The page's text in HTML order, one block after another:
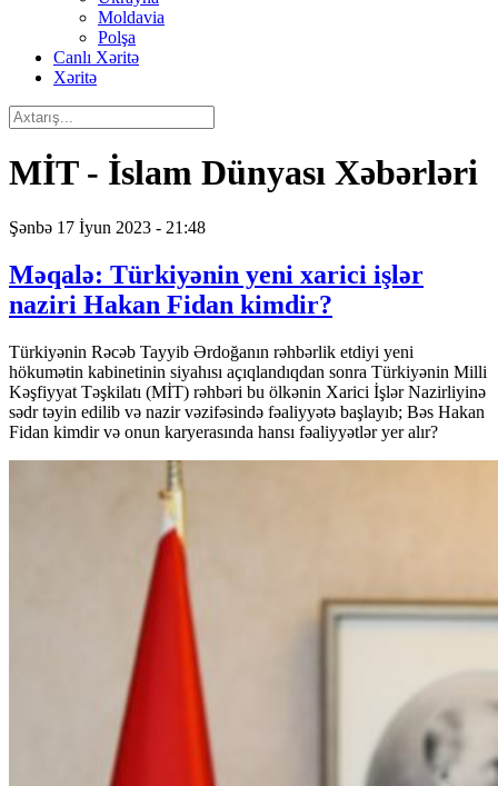
Moldavia
Polşa
Canlı Xəritə
Xəritə
MİT - İslam Dünyası Xəbərləri
Şənbə 17 İyun 2023 - 21:48
Məqalə: Türkiyənin yeni xarici işlər
naziri Hakan Fidan kimdir?
Türkiyənin Rəcəb Tayyib Ərdoğanın rəhbərlik etdiyi yeni
hökumətin kabinetinin siyahısı açıqlandıqdan sonra Türkiyənin Milli
Kəşfiyyat Təşkilatı (MİT) rəhbəri bu ölkənin Xarici İşlər Nazirliyinə
sədr təyin edilib və nazir vəzifəsində fəaliyyətə başlayıb; Bəs Hakan
Fidan kimdir və onun karyerasında hansı fəaliyyətlər yer alır?